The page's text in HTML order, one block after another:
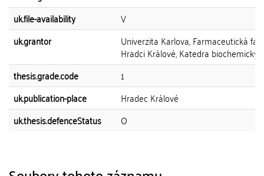
uk.file-availability
V
uk.grantor
Univerzita Karlova, Farmaceutická
Hradci Králové, Katedra
thesis.grade.code
1
uk.publication-place
Hradec Králové
uk.thesis.defenceStatus
O